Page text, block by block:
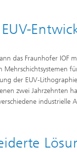
das Fraunhofer IOF
Mehrschichtsystemen
der EUV-
zwei Jahrzehnten
industrielle